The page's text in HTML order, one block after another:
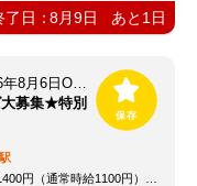
了日：8月9日 あと 1 日
業務スーパー 那覇あけぼの店 ※2026年8月6日OPEN
大募集★特別
通常時給1100円）※各種手当あり